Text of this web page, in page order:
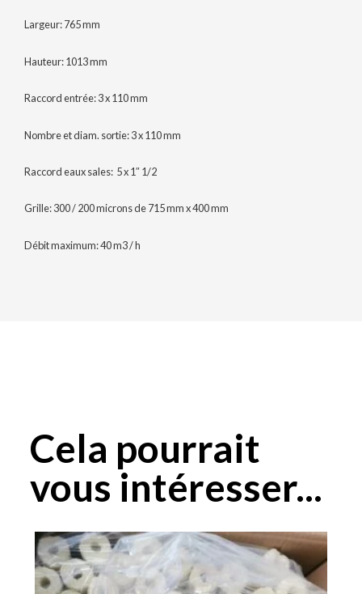
Largeur: 765 mm
Hauteur: 1013 mm
Raccord entrée: 3 x 110 mm
Nombre et diam. sortie: 3 x 110 mm
Raccord eaux sales: 5 x 1″ 1/2
Grille: 300 / 200 microns de 715 mm x 400 mm
Débit maximum: 40 m3 / h
Cela pourrait
vous intéresser...